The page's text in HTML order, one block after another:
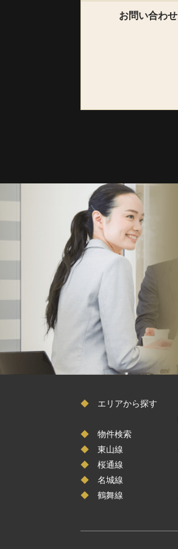
お問い合わ
◆ エリアから探す
◆ 物件検索
◆ 東山線
◆ 桜通線
◆ 名城線
◆ 鶴舞線